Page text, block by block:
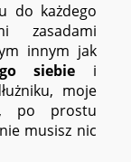
do każdego
zasadami
innym jak
siebie i
moje
po prostu
musisz nic